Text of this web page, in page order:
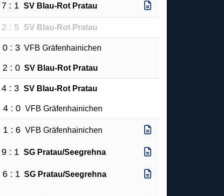
7 : 1 SV Blau-Rot Pratau
2 : 5 SV Blau-Rot Pratau
0 : 3 VFB Gräfenhainichen
2 : 0 SV Blau-Rot Pratau
4 : 3 SV Blau-Rot Pratau
4 : 0 VFB Gräfenhainichen
1 : 6 VFB Gräfenhainichen
9 : 1 SG Pratau/Seegrehna
6 : 1 SG Pratau/Seegrehna